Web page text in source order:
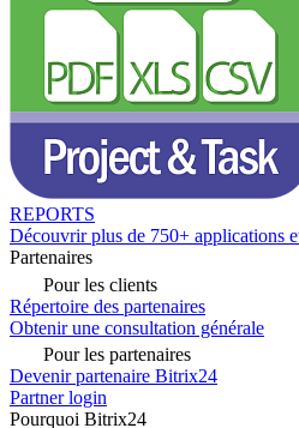
REPORTS
Découvrir plus de 750+ applications
Partenaires
Pour les clients
Répertoire des partenaires
Obtenir une consultation générale
Pour les partenaires
Devenir partenaire Bitrix24
Partner login
Pourquoi Bitrix24